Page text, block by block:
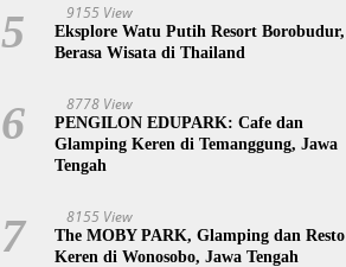
5 9155 View
Eksplore Watu Putih Resort Borobudur,
Berasa Wisata di Thailand
6 8778 View
PENGILON EDUPARK: Cafe dan
Glamping Keren di Temanggung, Jawa
Tengah
7 8155 View
The MOBY PARK, Glamping dan Resto
Keren di Wonosobo, Jawa Tengah